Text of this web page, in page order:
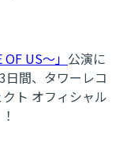
US～」 公演に
間、タワーレコ
ト オフィシャル